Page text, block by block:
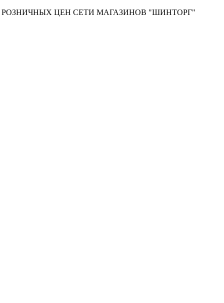
ЦЕН СЕТИ МАГАЗИНОВ "ШИНТОРГ"